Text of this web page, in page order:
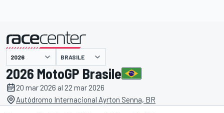
presentato da BRASILE
2026 MotoGP Brasile
20 mar 2026 al 22 mar 2026
Autódromo Internacional Ayrton Senna, BR